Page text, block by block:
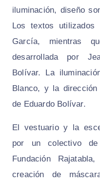
iluminación, diseño
Los textos utilizados
García, mientras
desarrollada por
Bolívar. La
Blanco, y la dirección
de Eduardo Bolívar.
El vestuario y la
por un colectivo
Fundación
creación de